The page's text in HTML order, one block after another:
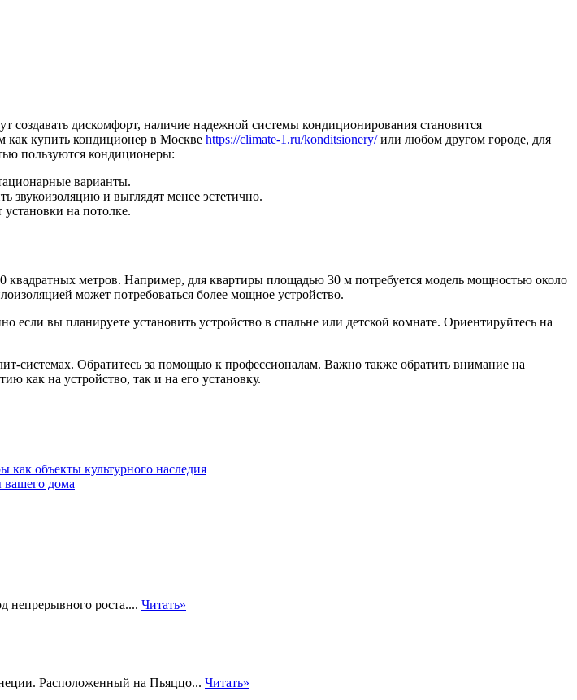
создавать дискомфорт, наличие надежной системы кондиционирования становится
как купить кондиционер в Москве https://climate-1.ru/konditsionery/или любом другом городе, для
пользуются кондиционеры:
варианты.
звукоизоляцию и выглядят менее эстетично.
на потолке.
квадратных метров. Например, для квартиры площадью 30 м потребуется модель мощностью около
может потребоваться более мощное устройство.
вы планируете установить устройство в спальне или детской комнате. Ориентируйтесь на
системах. Обратитесь за помощью к профессионалам. Важно также обратить внимание на
как на устройство, так и на его установку.
как объекты культурного наследия
вашего дома
непрерывного роста.... Читать»
Расположенный на Пьяццо... Читать»